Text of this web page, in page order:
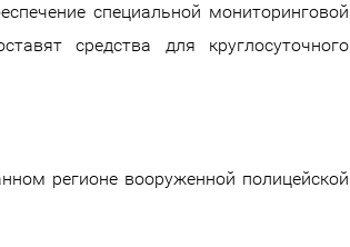
специальной мониторинговой
средства для круглосуточного
регионе вооруженной полицейской